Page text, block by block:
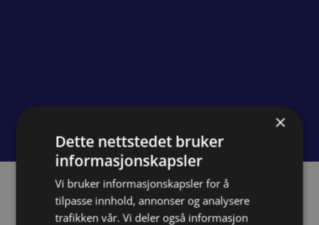
Om prosjektet
×
Dette nettstedet bruker
informasjonskapsler
Vi bruker informasjonskapsler for å
tilpasse innhold, annonser og analysere
trafikken vår. Vi deler også informasjon